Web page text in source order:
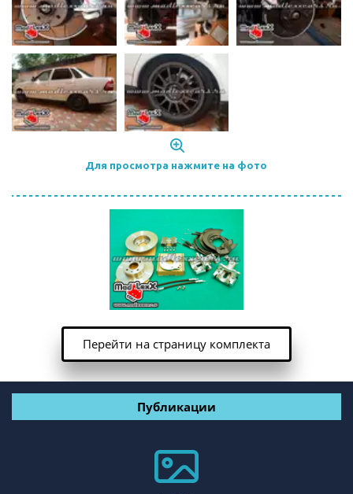
Для просмотра нажмите на фото
Перейти на страницу комплекта
Публикации